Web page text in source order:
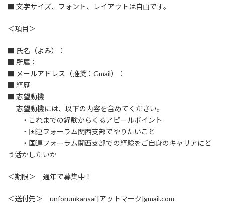
■ 文字サイズ、フォント、レイアウトは自由です。
＜項目＞
■ 氏名（よみ）：
■ 所属：
■ メールアドレス（推奨：Gmail）：
■ 経歴
■ 志望動機
志望動機には、以下の内容を含めてください。
・これまでの経験からくるアピールポイント
・国連フォーラム関西支部でやりたいこと
・国連フォーラム関西支部での経験をご自身のキャリアにど
う活かしたいか
＜期限＞ 通年で募集中！
＜送付先＞ unforumkansai [アットマーク]gmail.com